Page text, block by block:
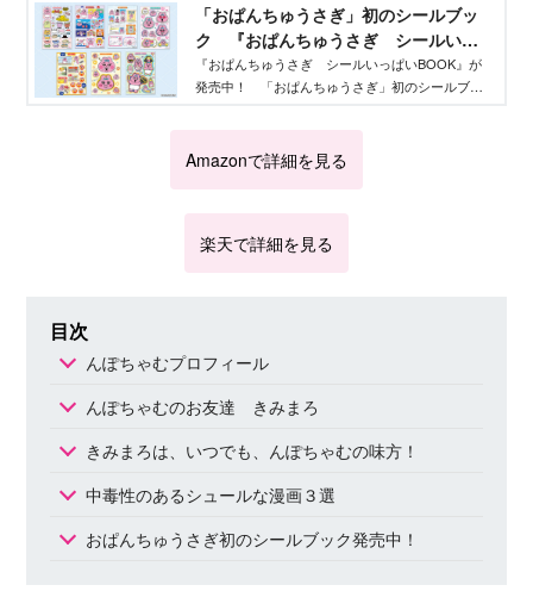
「おぱんちゅうさぎ」初のシールブッ
ク 『おぱんちゅうさぎ シールいっ
ぱいBOOK』発売中！ - Aneひめ.net｜
講談社
『おぱんちゅうさぎ シールいっぱいBOOK』が
発売中！ 「おぱんちゅうさぎ」初のシールブッ
Amazonで詳細を見る
楽天で詳細を見る
目次
んぽちゃむプロフィール
んぽちゃむのお友達 きみまろ
きみまろは、いつでも、んぽちゃむの味方！
中毒性のあるシュールな漫画３選
おぱんちゅうさぎ初のシールブック発売中！